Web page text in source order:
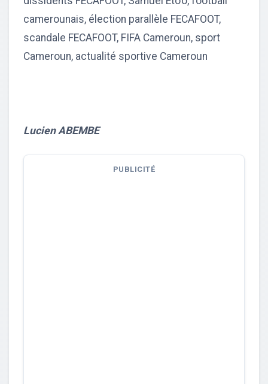
camerounais, élection parallèle FECAFOOT,
scandale FECAFOOT, FIFA Cameroun, sport
Cameroun, actualité sportive Cameroun
Lucien ABEMBE
PUBLICITÉ